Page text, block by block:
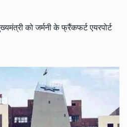
को जर्मनी के फ्रैंकफर्ट एयरपोर्ट